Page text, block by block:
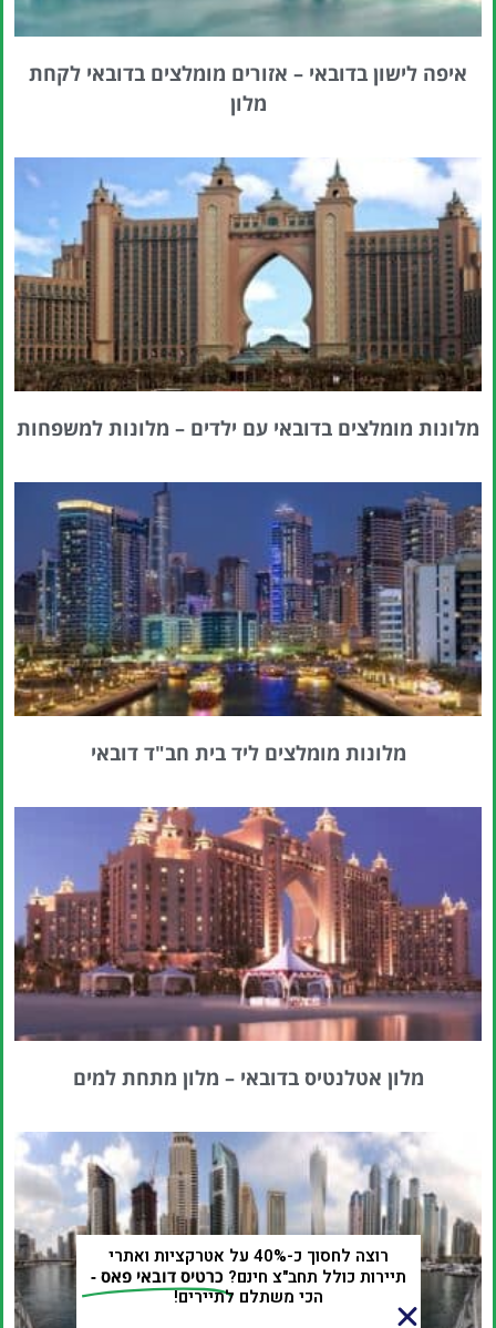
איפה לישון בדובאי – אזורים מומלצים בדובאי לקחת
מלון
מלונות מומלצים בדובאי עם ילדים – מלונות למשפחות
מלונות מומלצים ליד בית חב"ד דובאי
מלון אטלנטיס בדובאי – מלון מתחת למים
רוצה לחסוך כ-40% על אטרקציות ואתרי
תיירות כולל תחב"צ חינם? כרטיס דובאי פאס -
הכי משתלם לתיירים!